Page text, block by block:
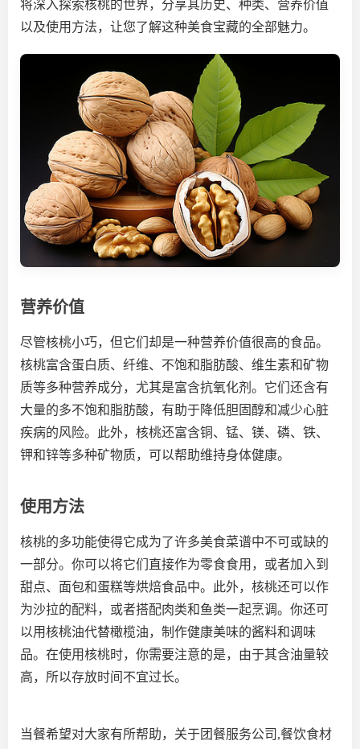
将深入探索核桃的世界，分享其历史、种类、营养价值
以及使用方法，让您了解这种美食宝藏的全部魅力。
营养价值
尽管核桃小巧，但它们却是一种营养价值很高的食品。
核桃富含蛋白质、纤维、不饱和脂肪酸、维生素和矿物
质等多种营养成分，尤其是富含抗氧化剂。它们还含有
大量的多不饱和脂肪酸，有助于降低胆固醇和减少心脏
疾病的风险。此外，核桃还富含铜、锰、镁、磷、铁、
钾和锌等多种矿物质，可以帮助维持身体健康。
使用方法
核桃的多功能使得它成为了许多美食菜谱中不可或缺的
一部分。你可以将它们直接作为零食食用，或者加入到
甜点、面包和蛋糕等烘焙食品中。此外，核桃还可以作
为沙拉的配料，或者搭配肉类和鱼类一起烹调。你还可
以用核桃油代替橄榄油，制作健康美味的酱料和调味
品。在使用核桃时，你需要注意的是，由于其含油量较
高，所以存放时间不宜过长。
当餐希望对大家有所帮助，关于团餐服务公司,餐饮食材